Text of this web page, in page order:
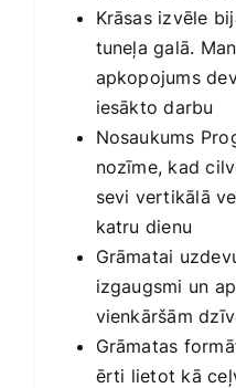
Krāsas izvēle
tuneļa galā.
apkopojums
iesākto darbu
Nosaukums
nozīme, kad
sevi vertikālā
katru dienu
Grāmatai
izgaugsmi un
vienkāršām
Grāmatas
ērti lietot kā